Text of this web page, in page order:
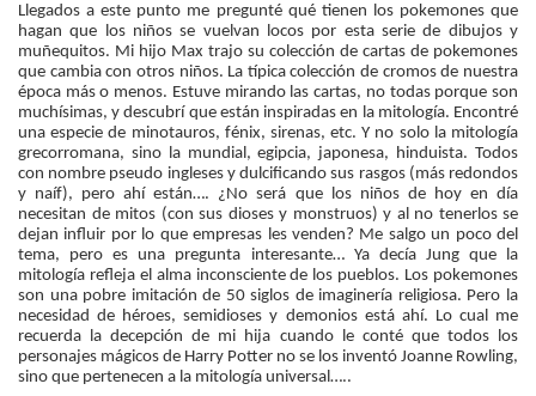
Llegados a este punto me pregunté qué tienen los pokemones que
hagan que los niños se vuelvan locos por esta serie de dibujos y
muñequitos. Mi hijo Max trajo su colección de cartas de pokemones
que cambia con otros niños. La típica colección de cromos de nuestra
época más o menos. Estuve mirando las cartas, no todas porque son
muchísimas, y descubrí que están inspiradas en la mitología. Encontré
una especie de minotauros, fénix, sirenas, etc. Y no solo la mitología
grecorromana, sino la mundial, egipcia, japonesa, hinduista. Todos
con nombre pseudo ingleses y dulcificando sus rasgos (más redondos
y naíf), pero ahí están…. ¿No será que los niños de hoy en día
necesitan de mitos (con sus dioses y monstruos) y al no tenerlos se
dejan influir por lo que empresas les venden? Me salgo un poco del
tema, pero es una pregunta interesante… Ya decía Jung que la
mitología refleja el alma inconsciente de los pueblos. Los pokemones
son una pobre imitación de 50 siglos de imaginería religiosa. Pero la
necesidad de héroes, semidioses y demonios está ahí. Lo cual me
recuerda la decepción de mi hija cuando le conté que todos los
personajes mágicos de Harry Potter no se los inventó Joanne Rowling,
sino que pertenecen a la mitología universal…..